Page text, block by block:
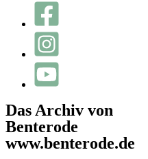
Das Archiv von
Benterode
www.benterode.de